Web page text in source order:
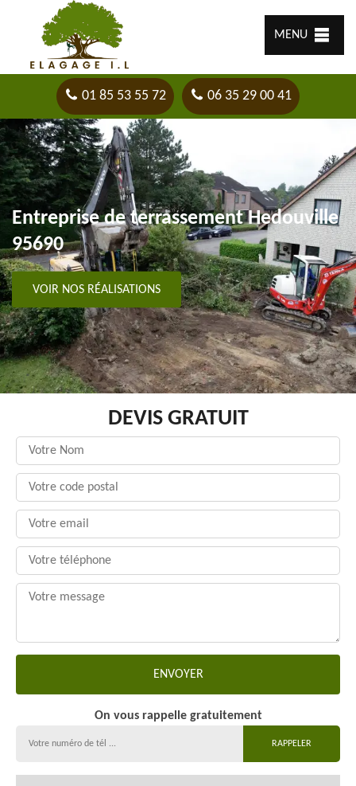
MENU
01 85 53 55 72 06 35 29 00 41
Entreprise de terrassement Hedouville
95690
VOIR NOS RÉALISATIONS
DEVIS GRATUIT
On vous rappelle gratuitement